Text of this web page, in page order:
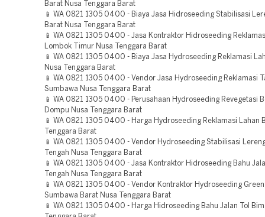
Barat Nusa Tenggara Barat
📱 WA 0821 1305 0400 - Biaya Jasa Hidroseeding Stabilisasi
Barat Nusa Tenggara Barat
📱 WA 0821 1305 0400 - Jasa Kontraktor Hidroseeding
Lombok Timur Nusa Tenggara Barat
📱 WA 0821 1305 0400 - Biaya Jasa Hydroseeding Reklamasi
Nusa Tenggara Barat
📱 WA 0821 1305 0400 - Vendor Jasa Hydroseeding Reklamasi
Sumbawa Nusa Tenggara Barat
📱 WA 0821 1305 0400 - Perusahaan Hydroseeding Revegetasi
Dompu Nusa Tenggara Barat
📱 WA 0821 1305 0400 - Harga Hydroseeding Reklamasi Lahan
Tenggara Barat
📱 WA 0821 1305 0400 - Vendor Hydroseeding Stabilisasi
Tengah Nusa Tenggara Barat
📱 WA 0821 1305 0400 - Jasa Kontraktor Hidroseeding Bahu
Tengah Nusa Tenggara Barat
📱 WA 0821 1305 0400 - Vendor Kontraktor Hydroseeding
Sumbawa Barat Nusa Tenggara Barat
📱 WA 0821 1305 0400 - Harga Hidroseeding Bahu Jalan Tol